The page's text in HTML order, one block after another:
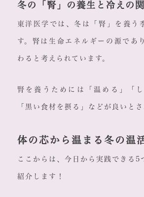
冬の「腎」の養生と冷えの
東洋医学では、冬は「腎」を養う
す。腎は生命エネルギーの源であ
わると考えられています。
腎を養うためには「温める」「
「黒い食材を摂る」などが良いとさ
体の芯から温まる冬の温
ここからは、今日から実践できる5
紹介します！